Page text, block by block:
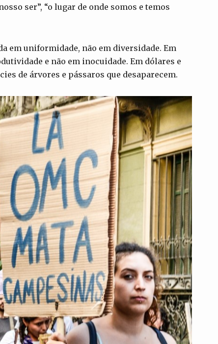
ser”, “o lugar de onde somos e temos
em uniformidade, não em diversidade. Em
e não em inocuidade. Em dólares e
de árvores e pássaros que desaparecem.